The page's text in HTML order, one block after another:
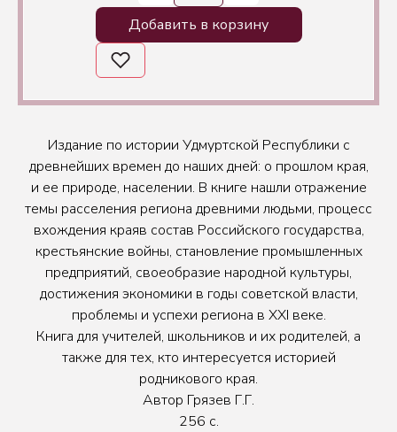
Добавить в корзину
Издание по истории Удмуртской Республики с
древнейших времен до наших дней: о прошлом края,
и ее природе, населении. В книге нашли отражение
темы расселения региона древними людьми, процесс
вхождения краяв состав Российского государства,
крестьянские войны, становление промышленных
предприятий, своеобразие народной культуры,
достижения экономики в годы советской власти,
проблемы и успехи региона в XXI веке.
Книга для учителей, школьников и их родителей, а
также для тех, кто интересуется историей
родникового края.
Автор Грязев Г.Г.
256 с.